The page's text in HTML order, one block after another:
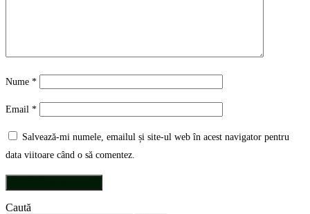
Nume *
Email *
Salvează-mi numele, emailul și site-ul web în acest navigator pentru
data viitoare când o să comentez.
Caută